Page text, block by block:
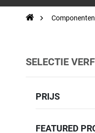
Componenten
SELECTIE
PRIJS
FEATURED